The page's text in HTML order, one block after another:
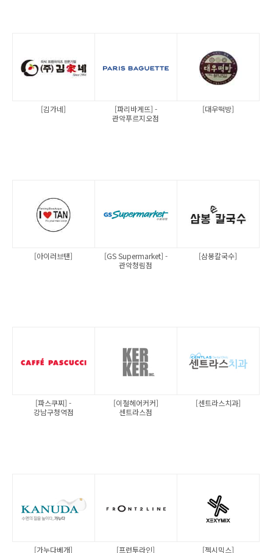
[김가네]
[파리바게뜨] -
관악푸르지오점
[대우떡방]
[아이러브탠]
[GS Supermarket] -
관악청림점
[삼봉칼국수]
[파스쿠찌] -
강남구청역점
[이철헤어커커]
센트라스점
[센트라스치과]
[가누다베개] [프런투라인] [젝시믹스]